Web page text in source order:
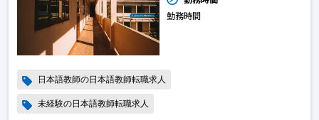
勤務時間
日本語教師の日本語教師転職求人
未経験の日本語教師転職求人